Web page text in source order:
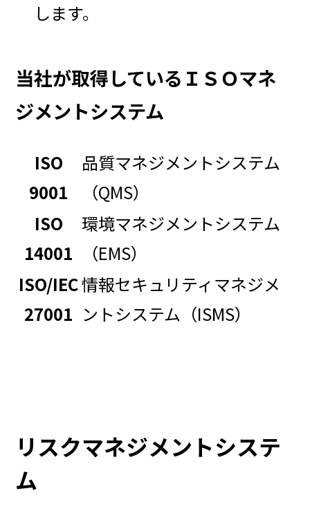
します。
当社が取得しているＩＳＯマネ
ジメントシステム
ISO
9001
品質マネジメントシステム
（QMS）
ISO
14001
環境マネジメントシステム
（EMS）
ISO/IEC
27001
情報セキュリティマネジメ
ントシステム（ISMS）
リスクマネジメントシステ
ム